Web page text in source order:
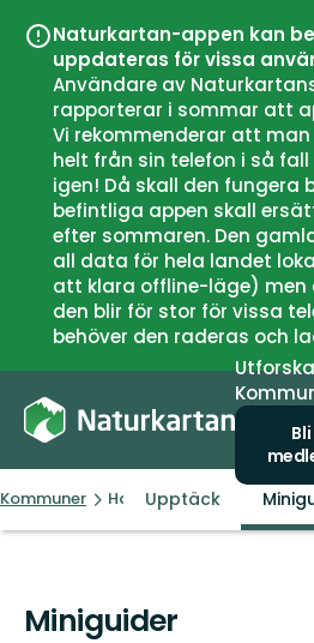
Naturkartan-appen kan
uppdateras för vissa
Användare av
rapporterar i sommar att
Vi rekommenderar att
helt från sin telefon i så
igen! Då skall den fungera
befintliga appen skall
efter sommaren. Den
all data för hela landet
att klara offline-läge) men
den blir för stor för vissa
behöver den raderas och
Bli
Kommuner HamarøyUpptäck
Miniguider